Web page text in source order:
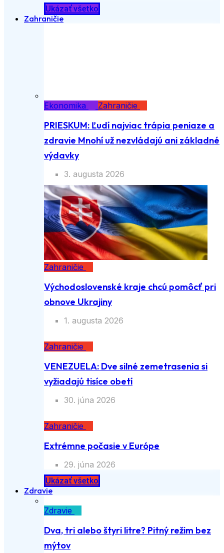
Ukázať všetko
Zahraničie
Ekonomika Zahraničie
PRIESKUM: Ľudí najviac trápia peniaze a
zdravie Mnohí už nezvládajú ani základné
výdavky
3. augusta 2026
Zahraničie
Východoslovenské kraje chcú pomôcť pri
obnove Ukrajiny
1. augusta 2026
Zahraničie
VENEZUELA: Dve silné zemetrasenia si
vyžiadajú tisíce obetí
30. júna 2026
Zahraničie
Extrémne počasie v Európe
29. júna 2026
Ukázať všetko
Zdravie
Zdravie
Dva, tri alebo štyri litre? Pitný režim bez
mýtov